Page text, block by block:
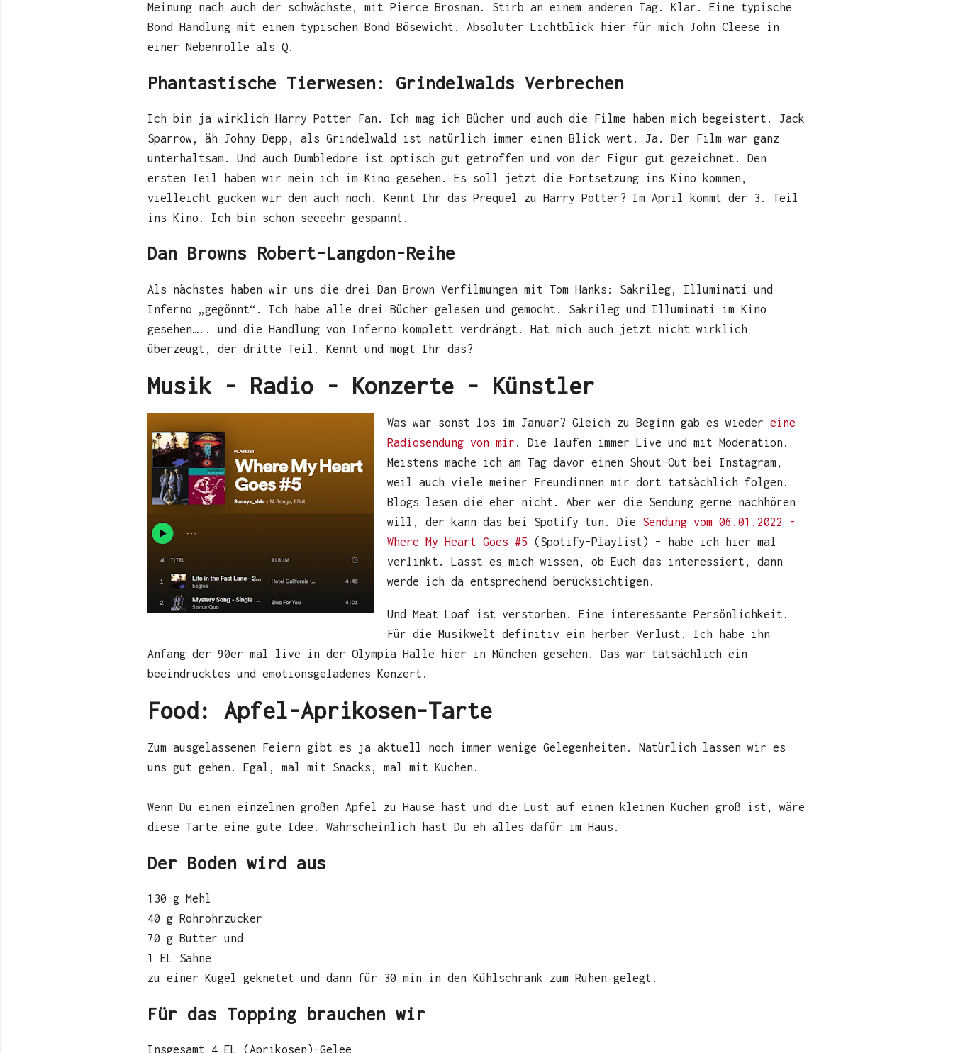
Meinung nach auch der schwächste, mit Pierce Brosnan. Stirb an einem anderen Tag. Klar. Eine typische
Bond Handlung mit einem typischen Bond Bösewicht. Absoluter Lichtblick hier für mich John Cleese in
einer Nebenrolle als Q.
Phantastische Tierwesen: Grindelwalds Verbrechen
Ich bin ja wirklich Harry Potter Fan. Ich mag ich Bücher und auch die Filme haben mich begeistert. Jack
Sparrow, äh Johny Depp, als Grindelwald ist natürlich immer einen Blick wert. Ja. Der Film war ganz
unterhaltsam. Und auch Dumbledore ist optisch gut getroffen und von der Figur gut gezeichnet. Den
ersten Teil haben wir mein ich im Kino gesehen. Es soll jetzt die Fortsetzung ins Kino kommen,
vielleicht gucken wir den auch noch. Kennt Ihr das Prequel zu Harry Potter? Im April kommt der 3. Teil
ins Kino. Ich bin schon seeeehr gespannt.
Dan Browns Robert-Langdon-Reihe
Als nächstes haben wir uns die drei Dan Brown Verfilmungen mit Tom Hanks: Sakrileg, Illuminati und
Inferno „gegönnt“. Ich habe alle drei Bücher gelesen und gemocht. Sakrileg und Illuminati im Kino
gesehen….. und die Handlung von Inferno komplett verdrängt. Hat mich auch jetzt nicht wirklich
überzeugt, der dritte Teil. Kennt und mögt Ihr das?
Musik - Radio - Konzerte - Künstler
Was war sonst los im Januar? Gleich zu Beginn gab es wieder eine
Radiosendung von mir . Die laufen immer Live und mit Moderation.
Meistens mache ich am Tag davor einen Shout-Out bei Instagram,
weil auch viele meiner Freundinnen mir dort tatsächlich folgen.
Blogs lesen die eher nicht. Aber wer die Sendung gerne nachhören
will, der kann das bei Spotify tun. Die Sendung vom 06.01.2022 -
Where My Heart Goes #5 (Spotify-Playlist) – habe ich hier mal
verlinkt. Lasst es mich wissen, ob Euch das interessiert, dann
werde ich da entsprechend berücksichtigen.
Und Meat Loaf ist verstorben. Eine interessante Persönlichkeit.
Für die Musikwelt definitiv ein herber Verlust. Ich habe ihn
Anfang der 90er mal live in der Olympia Halle hier in München gesehen. Das war tatsächlich ein
beeindrucktes und emotionsgeladenes Konzert.
Food: Apfel-Aprikosen-Tarte
Zum ausgelassenen Feiern gibt es ja aktuell noch immer wenige Gelegenheiten. Natürlich lassen wir es
uns gut gehen. Egal, mal mit Snacks, mal mit Kuchen.
Wenn Du einen einzelnen großen Apfel zu Hause hast und die Lust auf einen kleinen Kuchen groß ist, wäre
diese Tarte eine gute Idee. Wahrscheinlich hast Du eh alles dafür im Haus.
Der Boden wird aus
130 g Mehl
40 g Rohrohrzucker
70 g Butter und
1 EL Sahne
zu einer Kugel geknetet und dann für 30 min in den Kühlschrank zum Ruhen gelegt.
Für das Topping brauchen wir
Insgesamt 4 EL (Aprikosen)-Gelee